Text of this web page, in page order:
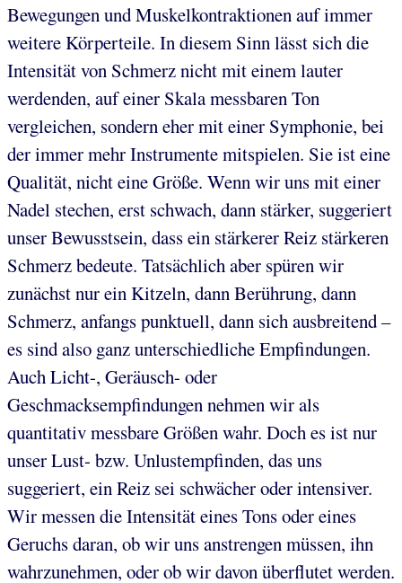
Bewegungen und Muskelkontraktionen auf immer
weitere Körperteile. In diesem Sinn lässt sich die
Intensität von Schmerz nicht mit einem lauter
werdenden, auf einer Skala messbaren Ton
vergleichen, sondern eher mit einer Symphonie, bei
der immer mehr Instrumente mitspielen. Sie ist eine
Qualität, nicht eine Größe. Wenn wir uns mit einer
Nadel stechen, erst schwach, dann stärker, suggeriert
unser Bewusstsein, dass ein stärkerer Reiz stärkeren
Schmerz bedeute. Tatsächlich aber spüren wir
zunächst nur ein Kitzeln, dann Berührung, dann
Schmerz, anfangs punktuell, dann sich ausbreitend –
es sind also ganz unterschiedliche Empfindungen.
Auch Licht-, Geräusch- oder
Geschmacksempfindungen nehmen wir als
quantitativ messbare Größen wahr. Doch es ist nur
unser Lust- bzw. Unlustempfinden, das uns
suggeriert, ein Reiz sei schwächer oder intensiver.
Wir messen die Intensität eines Tons oder eines
Geruchs daran, ob wir uns anstrengen müssen, ihn
wahrzunehmen, oder ob wir davon überflutet werden.